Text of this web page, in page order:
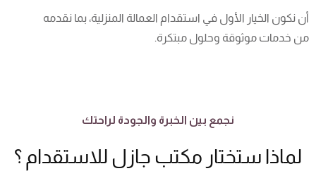
أن نكون الخيار الأول في استقدام العمالة المنزلية، بما نقدمه
من خدمات موثوقة وحلول مبتكرة.
نجمع بين الخبرة والجودة لراحتك
لماذا ستختار مكتب جازل للاستقدام ؟